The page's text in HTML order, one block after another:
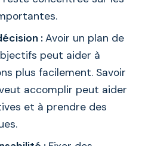
:Avoir un plan de
peut aider à
plus facilement. Savoir
accomplir peut aider
et à prendre des